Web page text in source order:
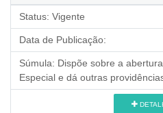
Status: Vigente
Data de Publicação:
Súmula: Dispõe sobre a
Especial e dá outras